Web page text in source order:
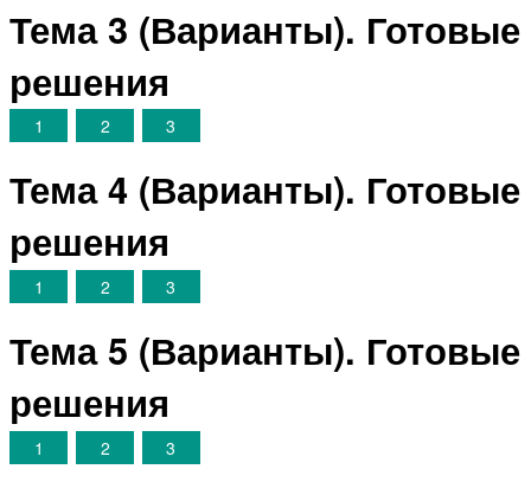
Тема 3 (Варианты). Готовые
решения
1 2 3
Тема 4 (Варианты). Готовые
решения
1 2 3
Тема 5 (Варианты). Готовые
решения
1 2 3